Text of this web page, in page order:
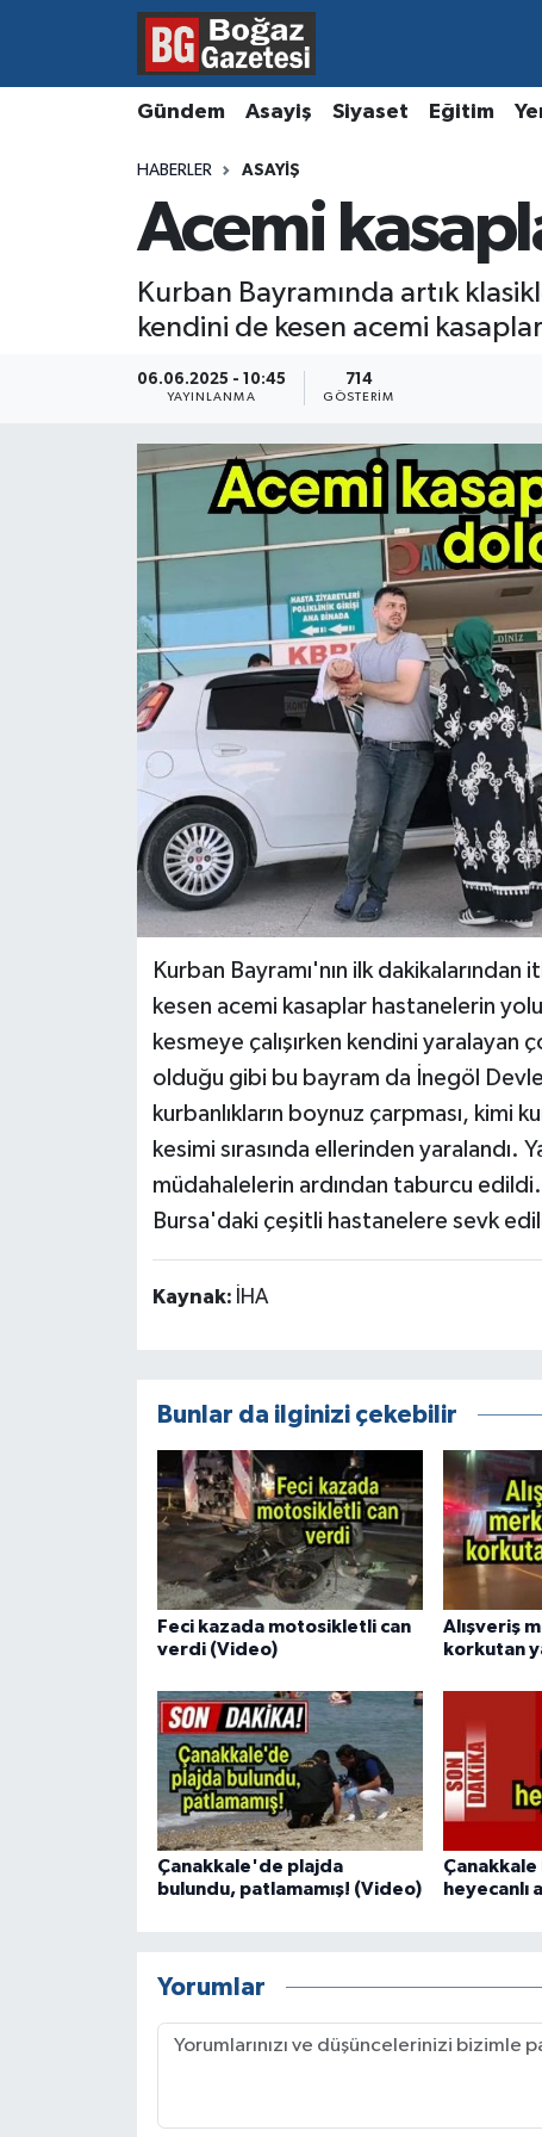
Gündem Asayiş Siyaset Eğitim
HABERLER ASAYIŞ
Acemi
Kurban Bayramında artık
kendini de kesen acemi
06.06.2025 - 10:45
YAYINLANMA
714
GÖSTERIM
Kurban Bayramı'nın ilk
kesen acemi kasaplar hastanelerin
kesmeye çalışırken kendini
olduğu gibi bu bayram da İnegöl
kurbanlıkların boynuz çarpması, kimi
kesimi sırasında ellerinden yaralandı.
müdahalelerin ardından taburcu
Bursa'daki çeşitli hastanelere sevk
Kaynak: İHA
Bunlar da ilginizi çekebilir
Feci kazada motosikletli can
verdi (Video)
Alışveriş
korkutan
Çanakkale'de plajda
bulundu, patlamamış! (Video)
Çanakkale
heyecanlı
Yorumlar
Asayiş
Ekonomi
Kültür ve Sanat
Resmi İlanlar
Hava Durumu
Süper Lig Puan Durumu ve Fikstür
Son Dakika Haberleri
Haber Arşivi